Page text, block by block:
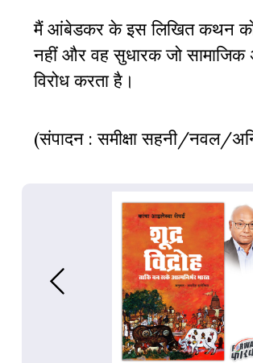
मैं आंबेडकर के इस लिखित कथन को
नहीं और वह सुधारक जो सामाजिक
विरोध करता है।
(संपादन : समीक्षा सहनी/नवल/